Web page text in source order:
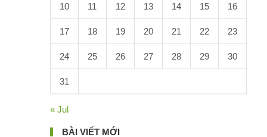
10 11 12 13 14 15 16
17 18 19 20 21 22 23
24 25 26 27 28 29 30
31
« Jul
BÀI VIẾT MỚI